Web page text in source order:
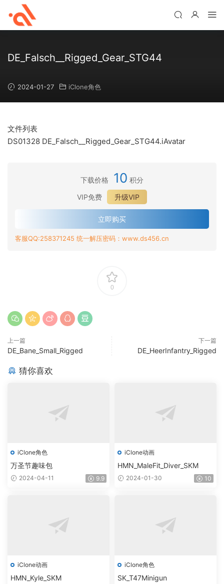
DE_Falsch__Rigged_Gear_STG44
2024-01-27 iClone角色
文件列表
DS01328 DE_Falsch__Rigged_Gear_STG44.iAvatar
下载价格 10 积分
VIP免费
升级VIP
立即购买
客服QQ:258371245 统一解压密码：www.ds456.cn
0
上一篇
DE_Bane_Small_Rigged
下一篇
DE_HeerInfantry_Rigged
猜你喜欢
iClone角色
万圣节趣味包
2024-04-11 9.9
iClone动画
HMN_MaleFit_Diver_SKM
2024-01-30 10
iClone动画
HMN_Kyle_SKM
iClone角色
SK_T47Minigun